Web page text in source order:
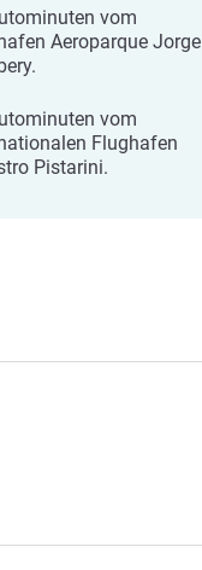
vom
Aeroparque Jorge
vom
Flughafen
Pistarini.